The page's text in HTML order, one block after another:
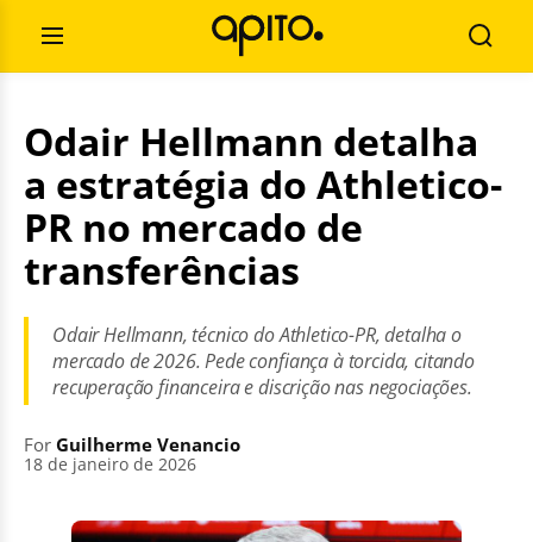
contentOpen
Menu
for:
Odair Hellmann detalha
a estratégia do Athletico-
PR no mercado de
transferências
Odair Hellmann, técnico do Athletico-PR, detalha o
mercado de 2026. Pede confiança à torcida, citando
recuperação financeira e discrição nas negociações.
For Guilherme Venancio
18 de janeiro de 2026